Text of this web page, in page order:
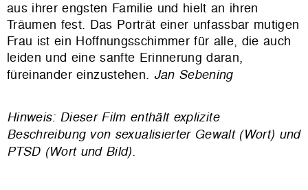
aus ihrer engsten Familie und hielt an ihren
Träumen fest. Das Porträt einer unfassbar mutigen
Frau ist ein Hoffnungsschimmer für alle, die auch
leiden und eine sanfte Erinnerung daran,
füreinander einzustehen. Jan Sebening
Hinweis: Dieser Film enthält explizite
Beschreibung von sexualisierter Gewalt (Wort) und
PTSD (Wort und Bild).